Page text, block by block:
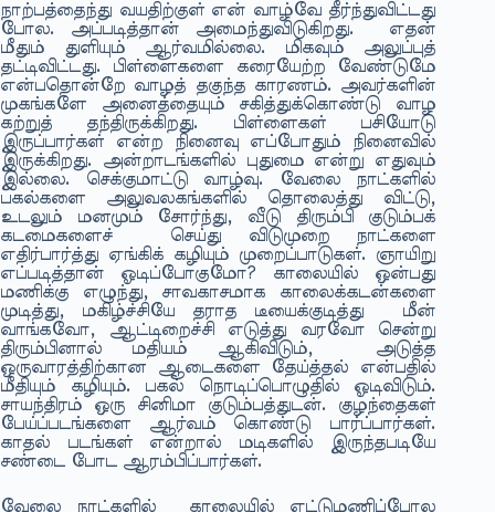
நாற்பத்தைந்து வயதிற்குள் என் வாழ்வே தீர்ந்துவிட்டது
போல. அப்படித்தான் அமைந்துவிடுகிறது. எதன்
மீதும் துளியும் ஆர்வமில்லை. மிகவும் அலுப்புத்
தட்டிவிட்டது. பிள்ளைகளை கரையேற்ற வேண்டுமே
என்பதொன்றே வாழத் தகுந்த காரணம். அவர்களின்
முகங்களே அனைத்தையும் சகித்துக்கொண்டு வாழ
கற்றுத் தந்திருக்கிறது. பிள்ளைகள் பசியோடு
இருப்பார்கள் என்ற நினைவு எப்போதும் நினைவில்
இருக்கிறது. அன்றாடங்களில் புதுமை என்று எதுவும்
இல்லை. செக்குமாட்டு வாழ்வு. வேலை நாட்களில்
பகல்களை அலுவலகங்களில் தொலைத்து விட்டு,
உடலும் மனமும் சோர்ந்து, வீடு திரும்பி குடும்பக்
கடமைகளைச் செய்து விடுமுறை நாட்களை
எதிர்பார்த்து ஏங்கிக் கழியும் முறைப்பாடுகள். ஞாயிறு
எப்படித்தான் ஓடிப்போகுமோ? காலையில் ஒன்பது
மணிக்கு எழுந்து, சாவகாசமாக காலைக்கடன்களை
முடித்து, மகிழ்ச்சியே தராத டீயைக்குடித்து மீன்
வாங்கவோ, ஆட்டிறைச்சி எடுத்து வரவோ சென்று
திரும்பினால் மதியம் ஆகிவிடும், அடுத்த
ஒருவாரத்திற்கான ஆடைகளை தேய்த்தல் என்பதில்
மீதியும் கழியும். பகல் நொடிப்பொழுதில் ஓடிவிடும்.
சாயந்திரம் ஒரு சினிமா குடும்பத்துடன். குழந்தைகள்
பேய்ப்படங்களை ஆர்வம் கொண்டு பார்ப்பார்கள்.
காதல் படங்கள் என்றால் மடிகளில் இருந்தபடியே
சண்டை போட ஆரம்பிப்பார்கள்.
வேலை நாட்களில் காலையில் எட்டுமணிப்போல